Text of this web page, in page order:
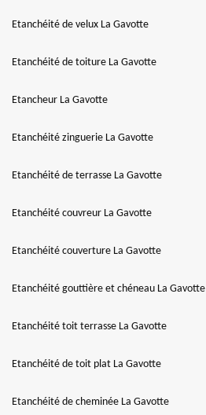
Etanchéité de velux La Gavotte
Etanchéité de toiture La Gavotte
Etancheur La Gavotte
Etanchéité zinguerie La Gavotte
Etanchéité de terrasse La Gavotte
Etanchéité couvreur La Gavotte
Etanchéité couverture La Gavotte
Etanchéité gouttière et chéneau La Gavotte
Etanchéité toit terrasse La Gavotte
Etanchéité de toit plat La Gavotte
Etanchéité de cheminée La Gavotte